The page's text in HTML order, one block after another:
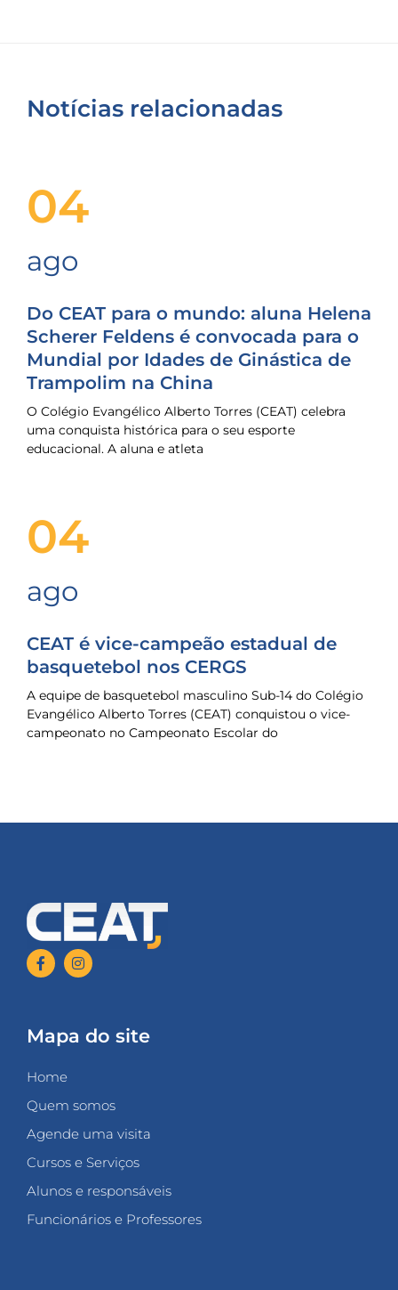
Notícias relacionadas
04
ago
Do CEAT para o mundo: aluna Helena
Scherer Feldens é convocada para o
Mundial por Idades de Ginástica de
Trampolim na China
O Colégio Evangélico Alberto Torres (CEAT) celebra
uma conquista histórica para o seu esporte
educacional. A aluna e atleta
04
ago
CEAT é vice-campeão estadual de
basquetebol nos CERGS
A equipe de basquetebol masculino Sub-14 do Colégio
Evangélico Alberto Torres (CEAT) conquistou o vice-
campeonato no Campeonato Escolar do
Mapa do site
Home
Quem somos
Agende uma visita
Cursos e Serviços
Alunos e responsáveis
Funcionários e Professores